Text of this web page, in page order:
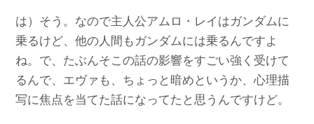
は）そう。なので主人公アムロ・レイはガンダムに
乗るけど、他の人間もガンダムには乗るんですよ
ね。で、たぶんそこの話の影響をすごい強く受けて
るんで、エヴァも、ちょっと暗めというか、心理描
写に焦点を当てた話になってたと思うんですけど。